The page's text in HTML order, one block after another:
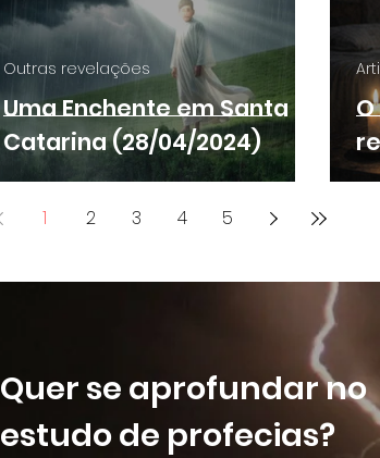
Uma Enchente em Santa
Catarina (28/04/2024)
Outras revelações
1 2 3 4 5
Quer se aprofundar no
estudo de profecias?